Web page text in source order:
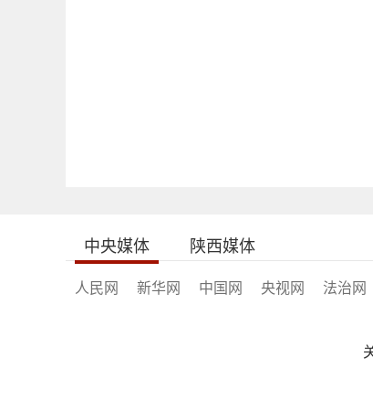
中央媒体 陕西媒体
人民网 新华网 中国网 央视网 法治网